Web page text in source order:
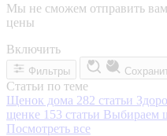
Мы не сможем отправить
цены
Включить
Фильтры
Статьи по теме
Щенок дома 282 статьи
щенке 153 статьи Выбираем
Посмотреть все